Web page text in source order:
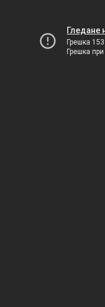
Гледане
Грешка 153
Грешка